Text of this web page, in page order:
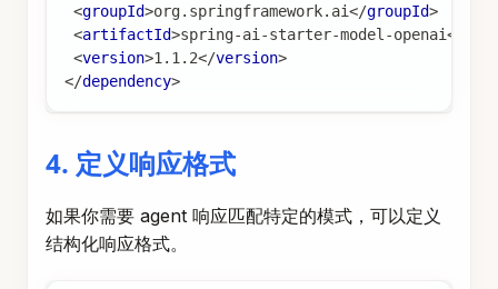
<groupId>org.springframework.ai</groupId>
<artifactId>spring-ai-starter-model-openai</
<version>1.1.2</version>
</dependency>
4. 定义响应格式
如果你需要 agent 响应匹配特定的模式，可以定义
结构化响应格式。